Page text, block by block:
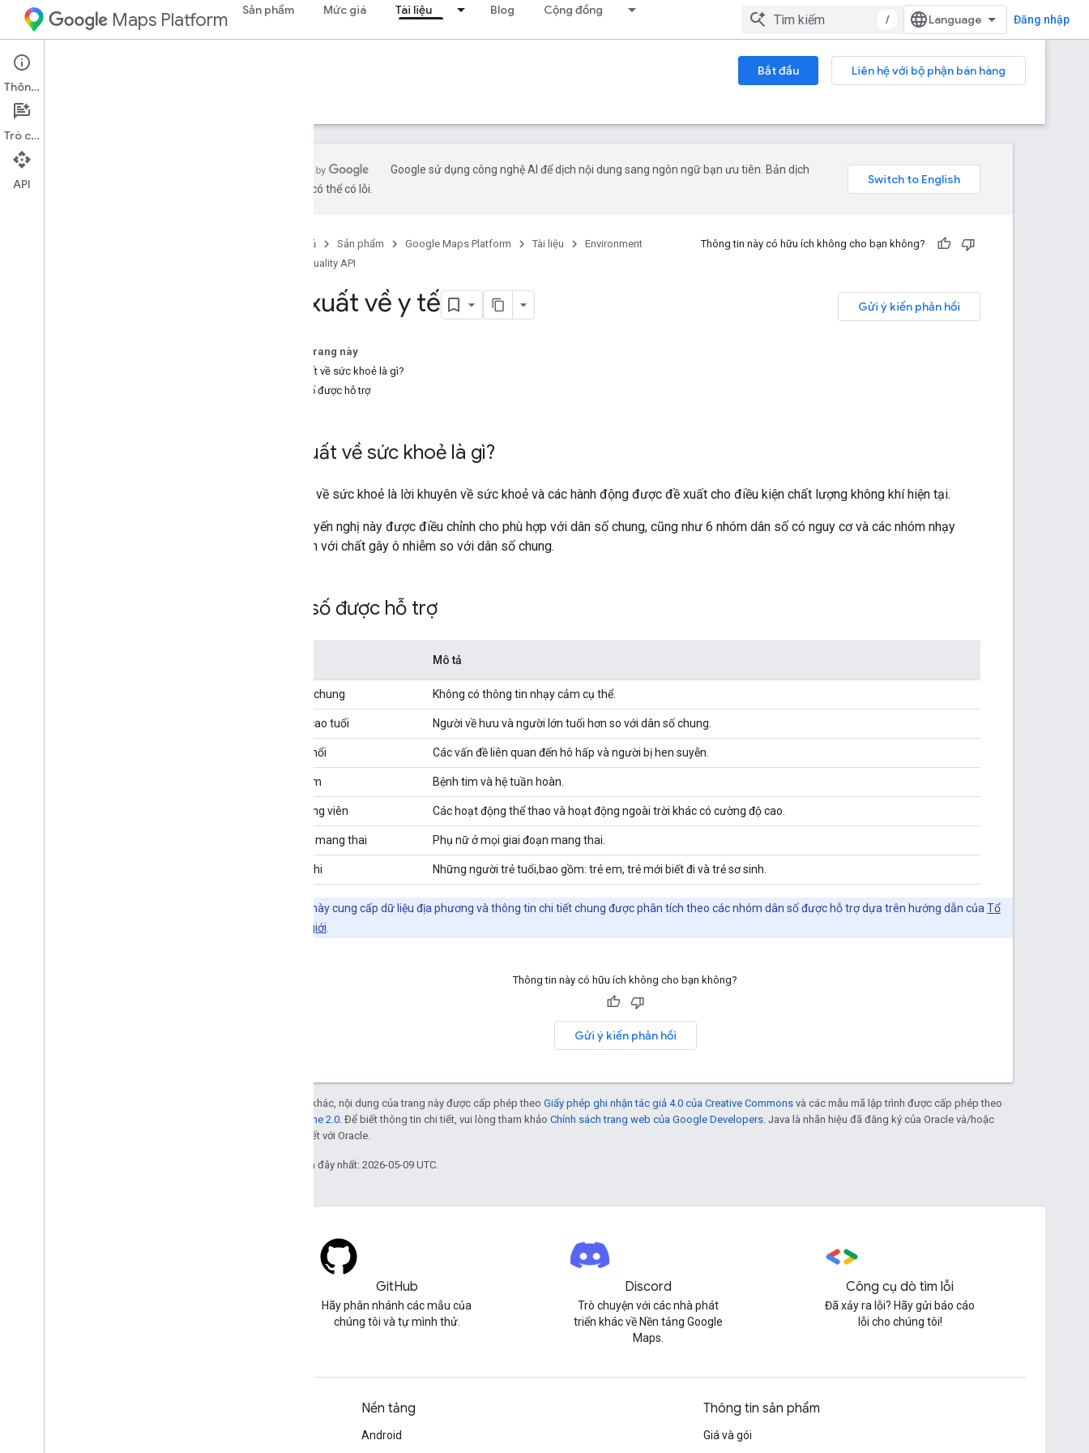
Maps Platform Sản phẩm Mức giá Tài liệu Blog Cộng đồng
/ Đăng nhập
Environment Bắt đầu
Liên hệ với bộ phận bán hàng
Hướng dẫn
Google sử dụng công nghệ AI để dịch nội dung sang ngôn ngữ bạn ưu tiên. Bản dịch
bằng AI có thể có lỗi.
Trang chủ Sản phẩm Google Maps Platform Tài liệu
Environment
Air Quality API
Thông tin này có hữu ích không cho bạn không?
Gửi ý kiến phản hồi
Đề xuất về y tế
Trên trang này
Đề xuất về sức khoẻ là gì?
Dân số được hỗ trợ
Đề xuất về sức khoẻ là gì?
Đề xuất về sức khoẻ là lời khuyên về sức khoẻ và các hành động được đề xuất cho điều kiện chất lượng không khí hiện tại.
Các khuyến nghị này được điều chỉnh cho phù hợp với dân số chung, cũng như 6 nhóm dân số có nguy cơ và các nhóm nhạy
cảm hơn với chất gây ô nhiễm so với dân số chung.
Dân số được hỗ trợ
Mô tả
Dân số chung Không có thông tin nhạy cảm cụ thể.
Người cao tuổi Người về hưu và người lớn tuổi hơn so với dân số chung.
Bệnh phổi Các vấn đề liên quan đến hô hấp và người bị hen suyễn.
Bệnh tim Bệnh tim và hệ tuần hoàn.
Vận động viên Các hoạt động thể thao và hoạt động ngoài trời khác có cường độ cao.
Phụ nữ mang thai Phụ nữ ở mọi giai đoạn mang thai.
Thiếu nhi Những người trẻ tuổi,bao gồm: trẻ em, trẻ mới biết đi và trẻ sơ sinh.
API này cung cấp dữ liệu địa phương và thông tin chi tiết chung được phân tích theo các nhóm dân số được hỗ trợ dựa trên hướng dẫn của Tổ
chức Y tế Thế giới
Thông tin này có hữu ích không cho bạn không?
Gửi ý kiến phản hồi
Trừ phi có lưu ý khác, nội dung của trang này được cấp phép theo Giấy phép ghi nhận tác giả 4.0 của Creative Commons và các mẫu mã lập trình được cấp phép theo
Giấy phép Apache 2.0 . Để biết thông tin chi tiết, vui lòng tham khảo Chính sách trang web của Google Developers . Java là nhãn hiệu đã đăng ký của Oracle và/hoặc
các đơn vị liên kết với Oracle.
Cập nhật lần gần đây nhất: 2026-05-09 UTC.
GitHub
Hãy phân nhánh các mẫu của
chúng tôi và tự mình thử.
Discord
Trò chuyện với các nhà phát
triển khác về Nền tảng Google
Maps.
Công cụ dò tìm lỗi
Đã xảy ra lỗi? Hãy gửi báo cáo
lỗi cho chúng tôi!
Nền tảng
Android
Thông tin sản phẩm
Giá và gói
Thông tin
Trò chuyện
API